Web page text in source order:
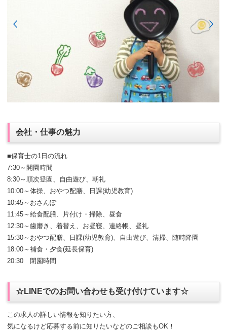
会社・仕事の魅力
■保育士の1日の流れ
7:30～開園時間
8:30～順次登園、自由遊び、朝礼
10:00～体操、おやつ配膳、日課(幼児教育)
10:45～おさんぽ
11:45～給食配膳、片付け・掃除、昼食
12:30～歯磨き、着替え、お昼寝、連絡帳、昼礼
15:30～おやつ配膳、日課(幼児教育)、自由遊び、清掃、随時降園
18:00～補食・夕食(延長保育)
20:30 閉園時間
☆LINEでのお問い合わせも受け付けています☆
この求人の詳しい情報を知りたい方、
気になるけど応募する前に知りたいなどのご相談もOK！